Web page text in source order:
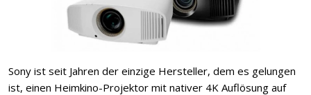
Sony ist seit Jahren der einzige Hersteller, dem es gelungen
ist, einen Heimkino-Projektor mit nativer 4K Auflösung auf